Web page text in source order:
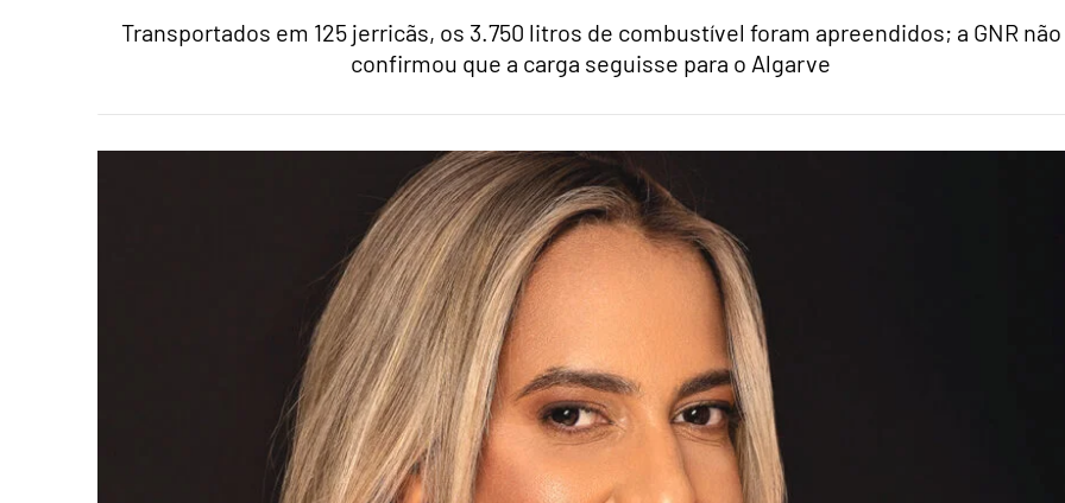
Transportados em 125 jerricãs, os 3.750 litros de combustível foram apreendidos; a GNR não
confirmou que a carga seguisse para o Algarve